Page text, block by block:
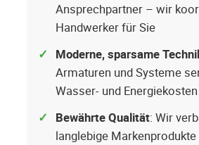
Ansprechpartner – wir
Handwerker für Sie
Moderne, sparsame
Armaturen und Systeme
Wasser- und
Bewährte Qualität: Wir
langlebige